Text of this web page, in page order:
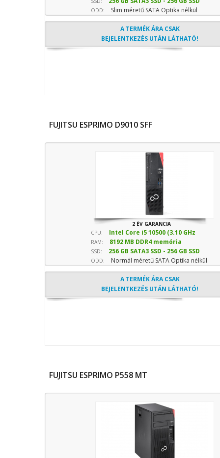
(Normál)
ODD: Slim méretű SATA Optika nélkül
A TERMÉK ÁRA CSAK
BEJELENTKEZÉS UTÁN LÁTHATÓ!
FUJITSU ESPRIMO D9010 SFF
2 ÉV GARANCIA
CPU:
Intel Core i5 10500 (3.10 GHz
sebesség)
RAM: 8192 MB DDR4 memória
SSD:
256 GB SATA3 SSD - 256 GB SSD
(Normál)
ODD: Normál méretű SATA Optika nélkül
A TERMÉK ÁRA CSAK
BEJELENTKEZÉS UTÁN LÁTHATÓ!
FUJITSU ESPRIMO P558 MT